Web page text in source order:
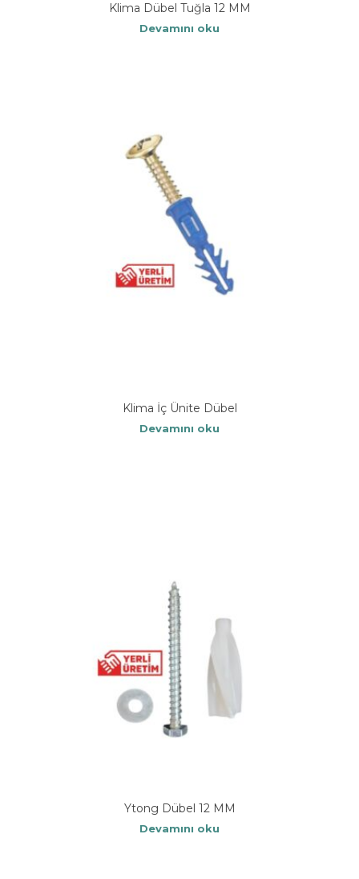
Klima Dübel Tuğla 12 MM
Devamını oku
Klima İç Ünite Dübel
Devamını oku
Ytong Dübel 12 MM
Devamını oku